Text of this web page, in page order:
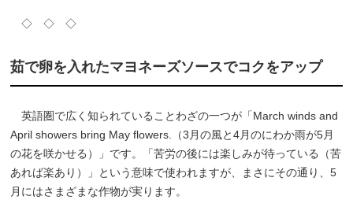
◇ ◇ ◇
茹で卵を入れたマヨネーズソースでコクをアップ
英語圏で広く知られていることわざの一つが「March winds and
April showers bring May flowers.（3月の風と4月のにわか雨が5月
の花を咲かせる）」です。「苦労の後には楽しみが待っている（苦
あれば楽あり）」という意味で使われますが、まさにその通り、5
月にはさまざまな作物が実ります。